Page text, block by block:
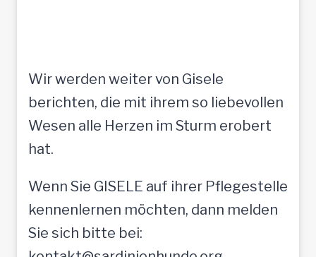
Wir werden weiter von Gisele
berichten, die mit ihrem so liebevollen
Wesen alle Herzen im Sturm erobert
hat.
Wenn Sie GISELE auf ihrer Pflegestelle
kennenlernen möchten, dann melden
Sie sich bitte bei: